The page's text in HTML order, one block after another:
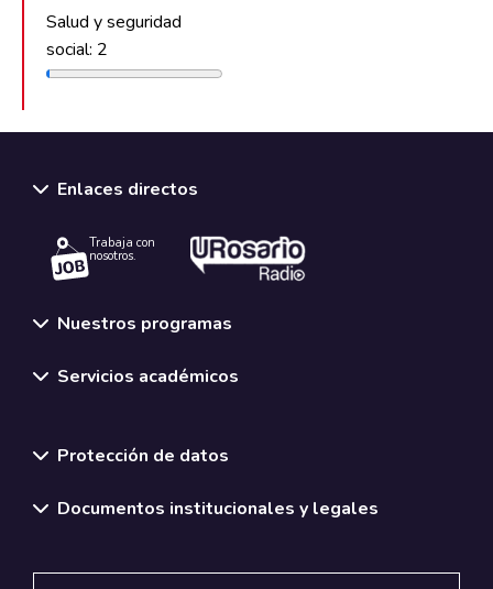
Salud y seguridad
social: 2
Enlaces directos
Trabaja con
nosotros.
Nuestros programas
Servicios académicos
Protección de datos
Documentos institucionales y legales